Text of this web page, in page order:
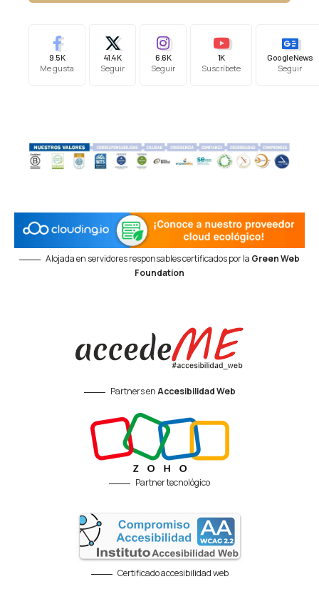
9.5K
Me gusta
41.4K
Seguir
6.6K
Seguir
1K
Suscríbete
Google News
Seguir
Alojada en servidores responsables certificados por la Green Web
Foundation
Partners enAccesibilidad Web
Partner tecnológico
Certificado accesibilidad web